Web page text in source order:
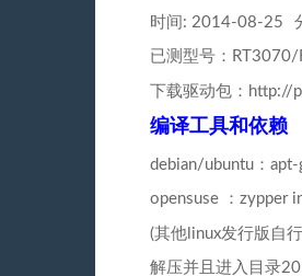
时间: 2014-08-25
已测型号：
下载驱动包：http://
编译工具和依赖
debian/ubuntu：
opensuse ：zypper
(其他linux发行版自
解压并且进入目录